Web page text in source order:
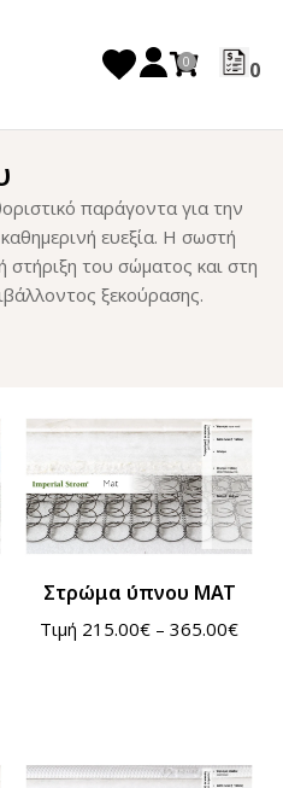
0
παράγοντα για την
ευεξία. Η σωστή
στήριξη του σώματος και στη
ξεκούρασης.
Στρώμα ύπνου MAT
Τιμή 215.00€ – 365.00€